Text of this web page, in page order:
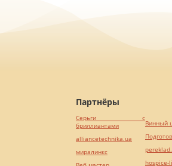
Партнёры
Серьги с
бриллиантами
alliancetechnika.ua
миралинкс
Винный
hospice-